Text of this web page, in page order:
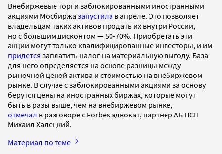
Внебиржевые торги заблокированными иностранными
акциями Мосбиржа запустила в апреле. Это позволяет
владельцам таких активов продать их внутри России,
но с большим дисконтом — 50-70%. Приобретать эти
акции могут только квалифицированные инвесторы, и им
придется заплатить налог на материальную выгоду. База
для него определяется на основе разницы между
рыночной ценой актива и стоимостью на внебиржевом
рынке. В случае с заблокированными акциями за основу
берутся цены на иностранных биржах, которые могут
быть в разы выше, чем на внебиржевом рынке,
отмечал в разговоре с Forbes адвокат, партнер АБ НСП
Михаил Халецкий.
Материал по теме